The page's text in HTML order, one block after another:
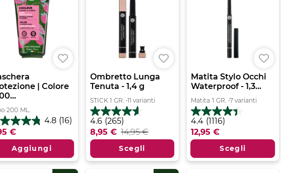
| Colore
200 ML.
4.8 (16)
€
Aggiungi
Ombretto Lunga
Tenuta - 1,4 g
STICK 1 GR. •11 varianti
4.6 (265)
4.6
su
5
265
recensioni
8,95 € 14,95 €
Scegli
Matita Stylo Occhi
Waterproof - 1,3...
Matita 1 GR. •7 varianti
4.4 (1116)
4.4
su
5
1116
recensioni
12,95 €
Scegli